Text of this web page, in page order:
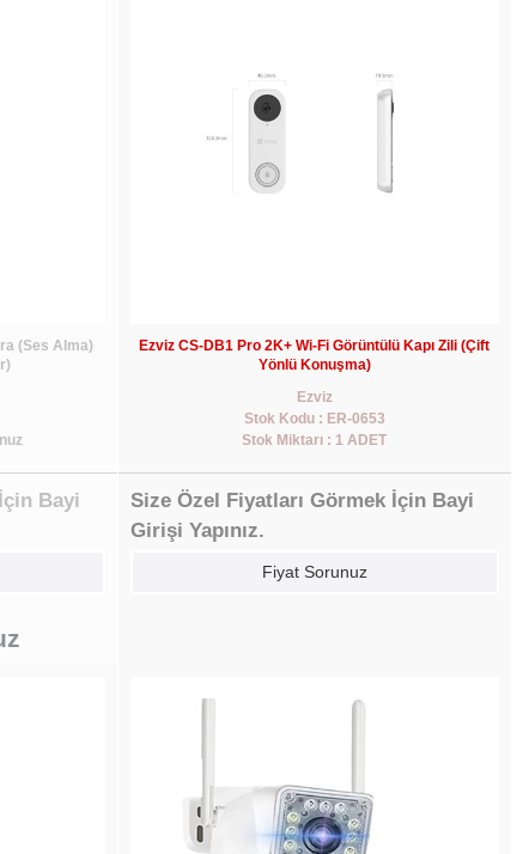
(Ses Alma)
Bayi
Ezviz CS-DB1 Pro 2K+ Wi-Fi Görüntülü Kapı Zili (Çift
Yönlü Konuşma)
Ezviz
Stok Kodu : ER-0653
Stok Miktarı : 1 ADET
Size Özel Fiyatları Görmek İçin Bayi
Girişi Yapınız.
Fiyat Sorunuz